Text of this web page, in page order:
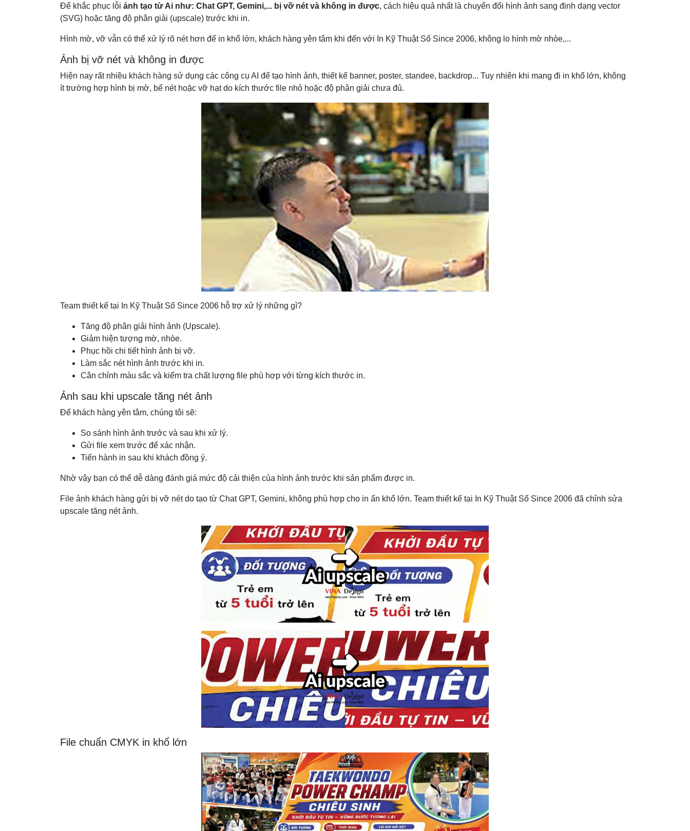
Để khắc phục lỗi ảnh tạo từ Ai như: Chat GPT, Gemini,... bị vỡ nét và không in được, cách hiệu quả nhất là chuyển đổi hình ảnh sang định dạng vector
(SVG) hoặc tăng độ phân giải (upscale) trước khi in.
Hình mờ, vỡ vẫn có thể xử lý rõ nét hơn để in khổ lớn, khách hàng yên tâm khi đến với In Kỹ Thuật Số Since 2006, không lo hình mờ nhòe,...
Ảnh bị vỡ nét và không in được
Hiện nay rất nhiều khách hàng sử dụng các công cụ AI để tạo hình ảnh, thiết kế banner, poster, standee, backdrop... Tuy nhiên khi mang đi in khổ lớn, không
ít trường hợp hình bị mờ, bể nét hoặc vỡ hạt do kích thước file nhỏ hoặc độ phân giải chưa đủ.
Team thiết kế tại In Kỹ Thuật Số Since 2006 hỗ trợ xử lý những gì?
Tăng độ phân giải hình ảnh (Upscale).
Giảm hiện tượng mờ, nhòe.
Phục hồi chi tiết hình ảnh bị vỡ.
Làm sắc nét hình ảnh trước khi in.
Cân chỉnh màu sắc và kiểm tra chất lượng file phù hợp với từng kích thước in.
Ảnh sau khi upscale tăng nét ảnh
Để khách hàng yên tâm, chúng tôi sẽ:
So sánh hình ảnh trước và sau khi xử lý.
Gửi file xem trước để xác nhận.
Tiến hành in sau khi khách đồng ý.
Nhờ vậy bạn có thể dễ dàng đánh giá mức độ cải thiện của hình ảnh trước khi sản phẩm được in.
File ảnh khách hàng gửi bị vỡ nét do tạo từ Chat GPT, Gemini, không phù hợp cho in ấn khổ lớn. Team thiết kế tại In Kỹ Thuật Số Since 2006 đã chỉnh sửa
upscale tăng nét ảnh.
File chuẩn CMYK in khổ lớn